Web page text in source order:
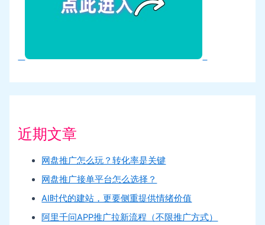
近期文章
网盘推广怎么玩？转化率是关键
网盘推广接单平台怎么选择？
AI时代的建站，更要侧重提供情绪价值
阿里千问APP推广拉新流程（不限推广方式）